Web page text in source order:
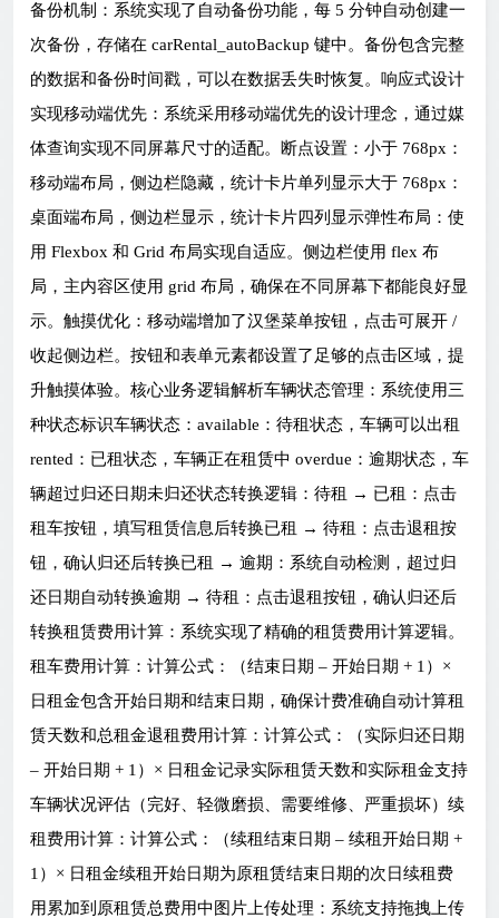
备份机制：系统实现了自动备份功能，每 5 分钟自动创建一
次备份，存储在 carRental_autoBackup 键中。备份包含完整
的数据和备份时间戳，可以在数据丢失时恢复。响应式设计
实现移动端优先：系统采用移动端优先的设计理念，通过媒
体查询实现不同屏幕尺寸的适配。断点设置：小于 768px：
移动端布局，侧边栏隐藏，统计卡片单列显示大于 768px：
桌面端布局，侧边栏显示，统计卡片四列显示弹性布局：使
用 Flexbox 和 Grid 布局实现自适应。侧边栏使用 flex 布
局，主内容区使用 grid 布局，确保在不同屏幕下都能良好显
示。触摸优化：移动端增加了汉堡菜单按钮，点击可展开 /
收起侧边栏。按钮和表单元素都设置了足够的点击区域，提
升触摸体验。核心业务逻辑解析车辆状态管理：系统使用三
种状态标识车辆状态：available：待租状态，车辆可以出租
rented：已租状态，车辆正在租赁中 overdue：逾期状态，车
辆超过归还日期未归还状态转换逻辑：待租 → 已租：点击
租车按钮，填写租赁信息后转换已租 → 待租：点击退租按
钮，确认归还后转换已租 → 逾期：系统自动检测，超过归
还日期自动转换逾期 → 待租：点击退租按钮，确认归还后
转换租赁费用计算：系统实现了精确的租赁费用计算逻辑。
租车费用计算：计算公式：（结束日期 – 开始日期 + 1）×
日租金包含开始日期和结束日期，确保计费准确自动计算租
赁天数和总租金退租费用计算：计算公式：（实际归还日期
– 开始日期 + 1）× 日租金记录实际租赁天数和实际租金支持
车辆状况评估（完好、轻微磨损、需要维修、严重损坏）续
租费用计算：计算公式：（续租结束日期 – 续租开始日期 +
1）× 日租金续租开始日期为原租赁结束日期的次日续租费
用累加到原租赁总费用中图片上传处理：系统支持拖拽上传